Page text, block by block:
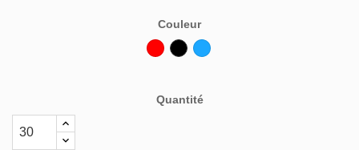
Couleur
RougeNoirBleu
Quantité